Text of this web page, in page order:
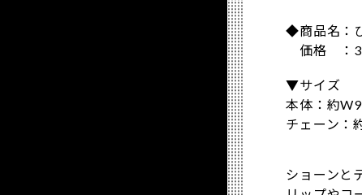
◆商品名：
価格 ：
▼サイズ
本体：約
チェーン：
ショーンと